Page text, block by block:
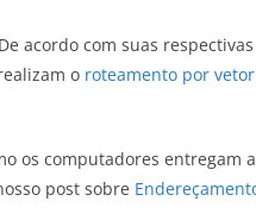
acordo com suas
o roteamento por
os computadores entregam
post sobre